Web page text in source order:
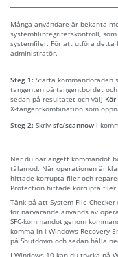
Många användare är bekanta
systemfilintegritetskontroll,
systemfiler. För att utföra detta
administratör.
Steg 1: Starta kommandoraden
tangenten på tangentbordet
sedan på resultatet och välj
X-tangentkombination som
Steg 2: Skriv sfc/scannow i
När du har angett kommandot
tålamod. När operationen är
hittade korrupta filer och
Protection hittade korrupta filer
Tänk på att System File
för närvarande används av
SFC-kommandot genom
komma in i Windows Recovery
på Shutdown och sedan hålla
I Windows 10 kan du trycka på